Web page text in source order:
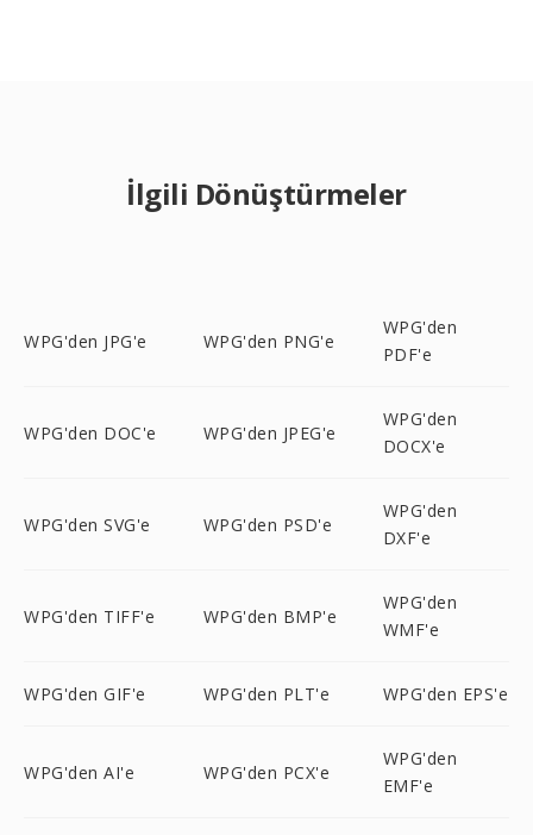
İlgili Dönüştürmeler
WPG'den JPG'e WPG'den PNG'e
WPG'den
PDF'e
WPG'den DOC'e WPG'den JPEG'e
WPG'den
DOCX'e
WPG'den SVG'e WPG'den PSD'e
WPG'den
DXF'e
WPG'den TIFF'e WPG'den BMP'e
WPG'den
WMF'e
WPG'den GIF'e WPG'den PLT'e WPG'den EPS'e
WPG'den AI'e WPG'den PCX'e
WPG'den
EMF'e